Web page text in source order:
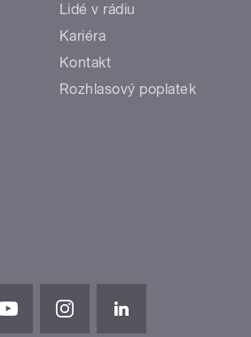
Lidé v rádiu
Kariéra
Kontakt
Rozhlasový poplatek